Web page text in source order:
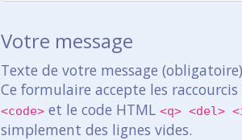
Votre message
Texte de votre message (obligatoire)
Ce formulaire accepte les raccourcis
<code> et le code HTML <q> <del>
simplement des lignes vides.